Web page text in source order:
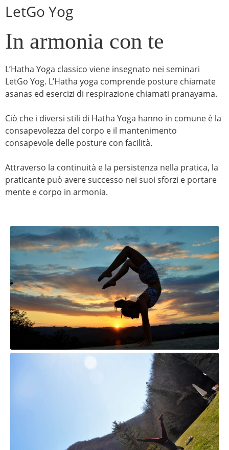
LetGo Yog
In armonia con te
L’Hatha Yoga classico viene insegnato nei seminari
LetGo Yog. L’Hatha yoga comprende posture chiamate
asanas ed esercizi di respirazione chiamati pranayama.
Ciò che i diversi stili di Hatha Yoga hanno in comune è la
consapevolezza del corpo e il mantenimento
consapevole delle posture con facilità.
Attraverso la continuità e la persistenza nella pratica, la
praticante può avere successo nei suoi sforzi e portare
mente e corpo in armonia.